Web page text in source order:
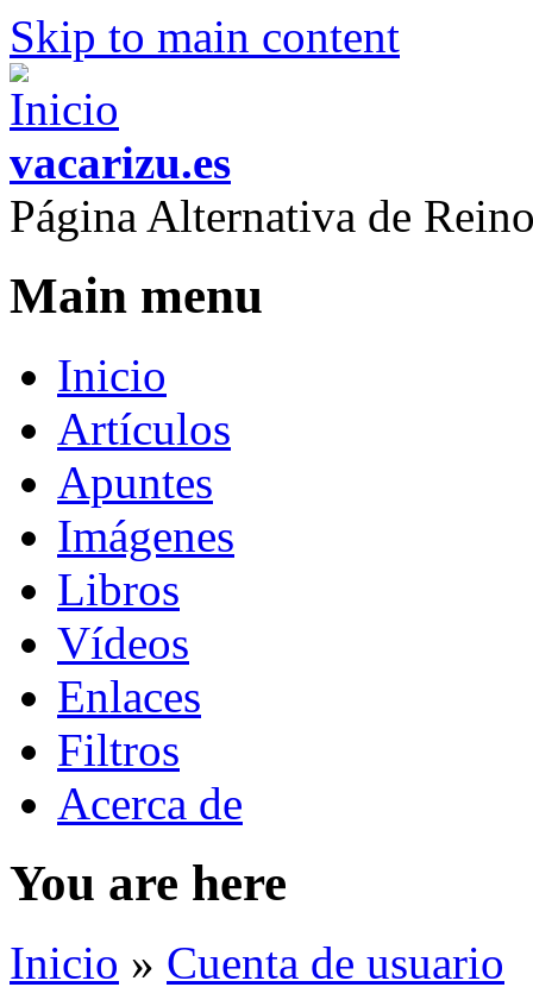
Skip to main content
vacarizu.es
Página Alternativa de
Main menu
Inicio
Artículos
Apuntes
Imágenes
Libros
Vídeos
Enlaces
Filtros
Acerca de
You are here
Inicio » Cuenta de usuario